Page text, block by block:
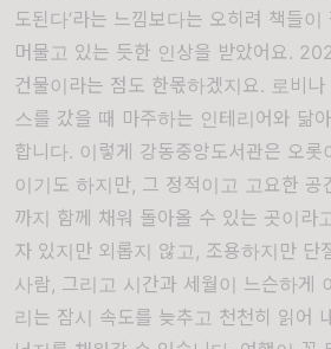
도된다’라는 느낌보다는 오히려 책들이
머물고 있는 듯한 인상을 받았어요.
건물이라는 점도 한몫하겠지요. 로비
스를 갔을 때 마주하는 인테리어와 닮
합니다. 이렇게 강동중앙도서관은 오
이기도 하지만, 그 정적이고 고요한 공
까지 함께 채워 돌아올 수 있는 곳이라
자 있지만 외롭지 않고, 조용하지만 단
사람, 그리고 시간과 세월이 느슨하게
리는 잠시 속도를 늦추고 천천히 읽어